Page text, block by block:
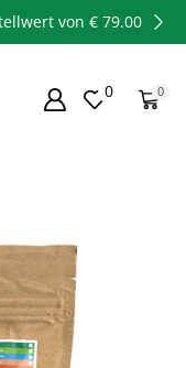
von € 79.00
0 0